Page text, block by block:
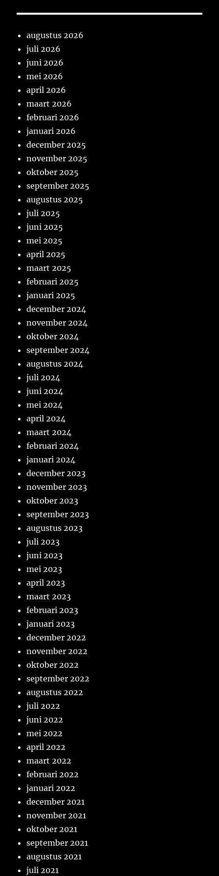
augustus 2026
juli 2026
juni 2026
mei 2026
april 2026
maart 2026
februari 2026
januari 2026
december 2025
november 2025
oktober 2025
september 2025
augustus 2025
juli 2025
juni 2025
mei 2025
april 2025
maart 2025
februari 2025
januari 2025
december 2024
november 2024
oktober 2024
september 2024
augustus 2024
juli 2024
juni 2024
mei 2024
april 2024
maart 2024
februari 2024
januari 2024
december 2023
november 2023
oktober 2023
september 2023
augustus 2023
juli 2023
juni 2023
mei 2023
april 2023
maart 2023
februari 2023
januari 2023
december 2022
november 2022
oktober 2022
september 2022
augustus 2022
juli 2022
juni 2022
mei 2022
april 2022
maart 2022
februari 2022
januari 2022
december 2021
november 2021
oktober 2021
september 2021
augustus 2021
juli 2021